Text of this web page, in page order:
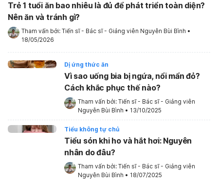
Trẻ 1 tuổi ăn bao nhiêu là đủ để phát triển toàn diện?
Nên ăn và tránh gì?
Tham vấn bởi: Tiến sĩ - Bác sĩ - Giảng viên Nguyễn Bùi Bình •
18/05/2026
Dị ứng thức ăn
Vì sao uống bia bị ngứa, nổi mẩn đỏ?
Cách khắc phục thế nào?
Tham vấn bởi: Tiến sĩ - Bác sĩ - Giảng viên
Nguyễn Bùi Bình • 13/10/2025
Tiểu không tự chủ
Tiểu són khi ho và hắt hơi: Nguyên
nhân do đâu?
Tham vấn bởi: Tiến sĩ - Bác sĩ - Giảng viên
Nguyễn Bùi Bình • 18/07/2025